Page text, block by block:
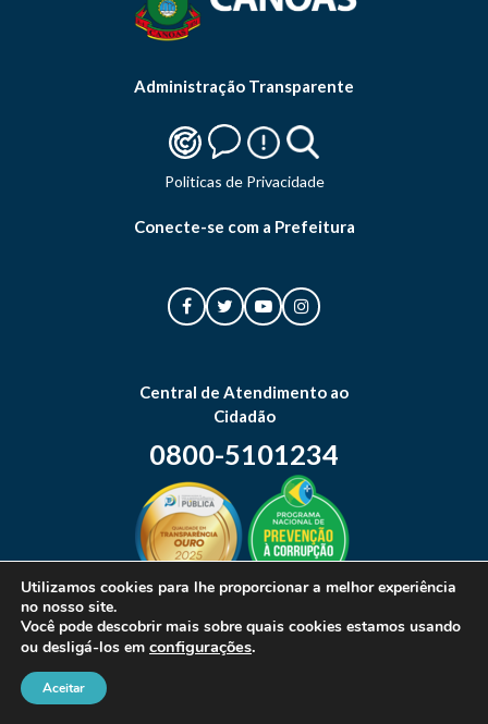
Administração Transparente
Politicas de Privacidade
Conecte-se com a Prefeitura
Central de Atendimento ao
Cidadão
0800-5101234
© 2026 Prefeitura Municipal de Canoas. Todos os direitos reservados.
Utilizamos cookies para lhe proporcionar a melhor experiência
no nosso site.
Você pode descobrir mais sobre quais cookies estamos usando
ou desligá-los em configurações.
Aceitar